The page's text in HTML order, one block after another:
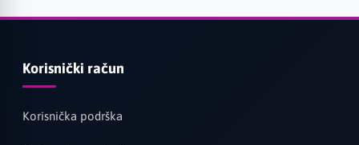
Korisnički račun
Korisnička podrška